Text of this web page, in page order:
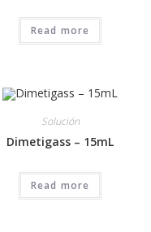
Read more
Solución
Dimetigass – 15mL
Read more